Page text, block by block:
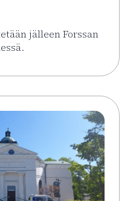
jälleen Forssan